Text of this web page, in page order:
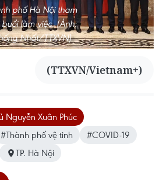
phố Hà Nội tham
làm việc. (Ảnh:
Nhất/TTXVN)
(TTXVN/Vietnam+)
Nguyễn Xuân Phúc
#Thành phố vệ tinh
#COVID-19
TP. Hà Nội